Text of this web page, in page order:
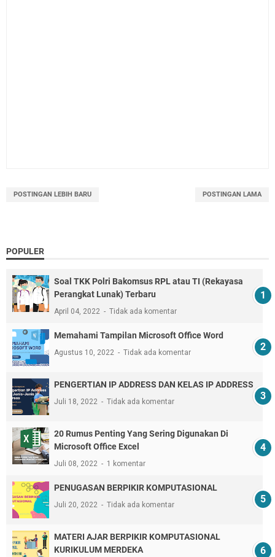
POSTINGAN LEBIH BARU POSTINGAN LAMA
POPULER
Soal TKK Polri Bakomsus RPL atau TI (Rekayasa
Perangkat Lunak) Terbaru
April 04, 2022 Tidak ada komentar
Memahami Tampilan Microsoft Office Word
Agustus 10, 2022 Tidak ada komentar
PENGERTIAN IP ADDRESS DAN KELAS IP ADDRESS
Juli 18, 2022 Tidak ada komentar
20 Rumus Penting Yang Sering Digunakan Di
Microsoft Office Excel
Juli 08, 2022 1 komentar
PENUGASAN BERPIKIR KOMPUTASIONAL
Juli 20, 2022 Tidak ada komentar
MATERI AJAR BERPIKIR KOMPUTASIONAL
KURIKULUM MERDEKA